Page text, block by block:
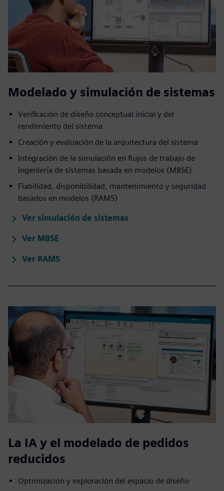
Modelado y simulación de sistemas
Verificación de diseño conceptual inicial y del
rendimiento del sistema
Creación y evaluación de la arquitectura del sistema
Integración de la simulación en flujos de trabajo de
ingeniería de sistemas basada en modelos (MBSE)
Fiabilidad, disponibilidad, mantenimiento y seguridad
basados en modelos (RAMS)
Ver simulación de sistemas
Ver MBSE
Ver RAMS
La IA y el modelado de pedidos
reducidos
Optimización y exploración del espacio de diseño